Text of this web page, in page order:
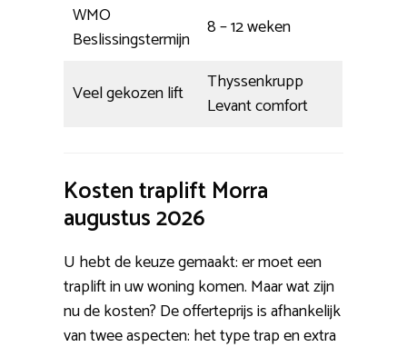
WMO
Beslissingstermijn
8 – 12 weken
Veel gekozen lift
Thyssenkrupp
Levant comfort
Kosten traplift Morra
augustus 2026
U hebt de keuze gemaakt: er moet een
traplift in uw woning komen. Maar wat zijn
nu de kosten? De offerteprijs is afhankelijk
van twee aspecten: het type trap en extra